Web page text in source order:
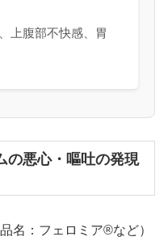
上腹部不快感、胃
の悪心・嘔吐の発現
名：フェロミア®など）